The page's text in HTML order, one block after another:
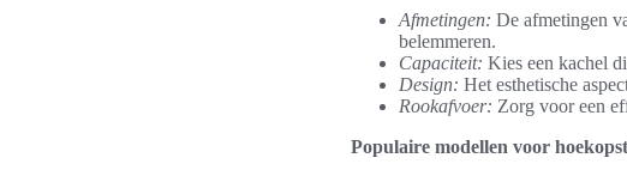
Afmetingen: De afmetingen
belemmeren.
Capaciteit: Kies een kachel
Design: Het esthetische
Rookafvoer: Zorg voor een
Populaire modellen voor